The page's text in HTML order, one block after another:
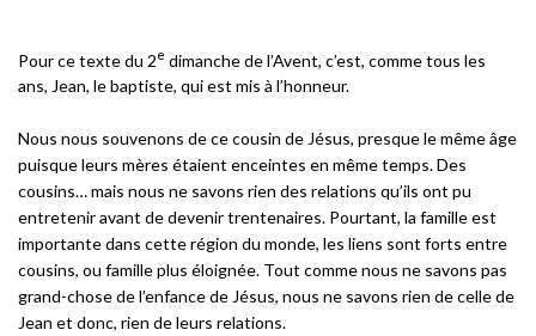
Pour ce texte du 2e dimanche de l’Avent, c’est, comme tous les
ans, Jean, le baptiste, qui est mis à l’honneur.
Nous nous souvenons de ce cousin de Jésus, presque le même âge
puisque leurs mères étaient enceintes en même temps. Des
cousins… mais nous ne savons rien des relations qu’ils ont pu
entretenir avant de devenir trentenaires. Pourtant, la famille est
importante dans cette région du monde, les liens sont forts entre
cousins, ou famille plus éloignée. Tout comme nous ne savons pas
grand-chose de l’enfance de Jésus, nous ne savons rien de celle de
Jean et donc, rien de leurs relations.